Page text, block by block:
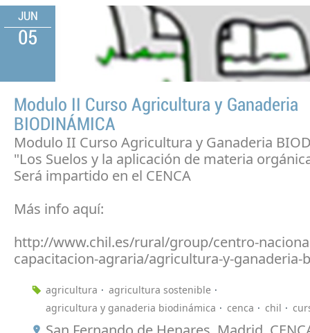
JUN
05
Modulo II Curso Agricultura y Ganaderia
BIODINÁMICA
Modulo II Curso Agricultura y Ganaderia
"Los Suelos y la aplicación de materia
Será impartido en el CENCA
Más info aquí:
http://www.chil.es/rural/group/centro-
capacitacion-agraria/agricultura-y-ganaderia-
agricultura
agricultura sostenible
agricultura y ganaderia biodinámica
cenca chil